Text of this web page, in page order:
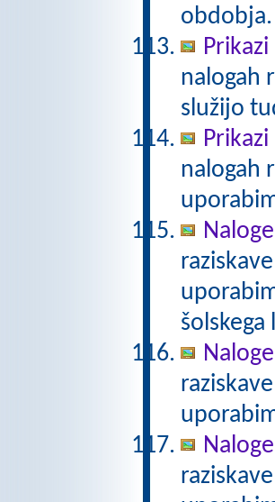
nalogah
služijo
nalogah
šolskega